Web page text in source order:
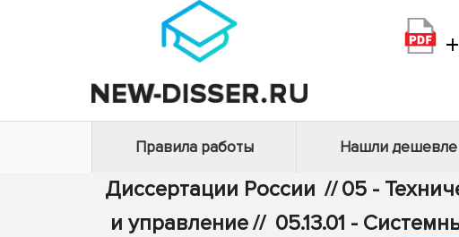
+
Правила работы Нашли дешевле
Диссертации России // 05 -
и управление// 05.13.01 -